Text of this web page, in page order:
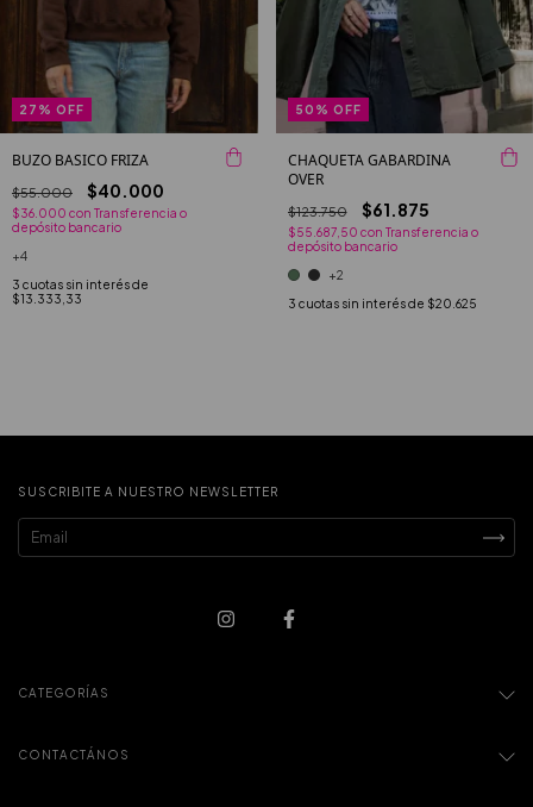
27 % OFF
BUZO BASICO FRIZA
$55.000 $40.000
$36.000 con Transferencia o
depósito bancario
+4
3 cuotas sin interés de
$13.333,33
50 % OFF
CHAQUETA GABARDINA
OVER
$123.750 $61.875
$55.687,50 con Transferencia o
depósito bancario
+2
3 cuotas sin interés de $20.625
SUSCRIBITE A NUESTRO NEWSLETTER
CATEGORÍAS
CONTACTÁNOS